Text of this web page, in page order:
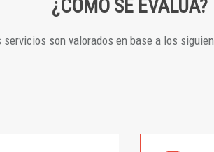
¿CÓMO SE EVALÚA?
servicios son valorados en base a los